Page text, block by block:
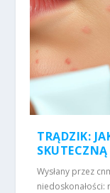
TRĄDZIK:
Wysłany przez
niedoskonałości: